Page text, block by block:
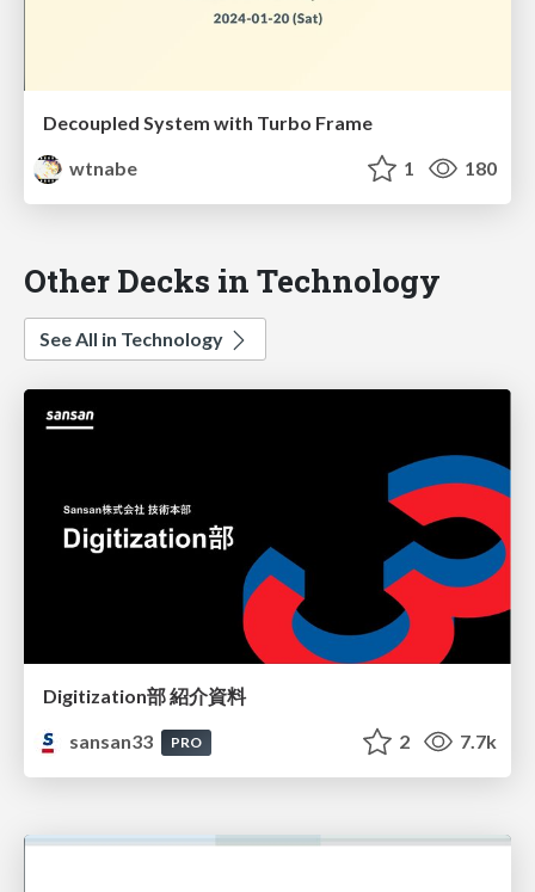
Decoupled System with Turbo Frame
wtnabe
1 180
Other Decks in Technology
See All in Technology
Digitization部 紹介資料
sansan33
PRO 2 7.7k